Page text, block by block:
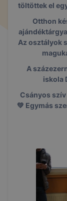
töltöttek el
Otthon
Az osztályok
A
iskola
Csányos
💚 Egymás